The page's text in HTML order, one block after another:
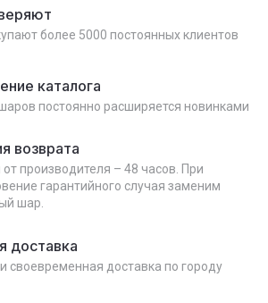
более 5000 постоянных клиентов
каталога
постоянно расширяется новинками
возврата
от производителя – 48 часов. При
гарантийного случая заменим
шар.
доставка
своевременная доставка по городу